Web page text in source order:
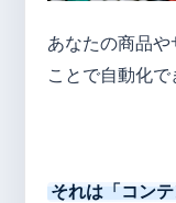
あなたの商品
ことで自動化で
それは「コン